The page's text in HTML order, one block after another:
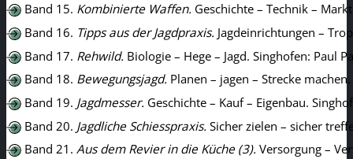
Band 15. Kombinierte Waffen. Geschichte – Technik –
Band 16. Tipps aus der Jagdpraxis. Jagdeinrichtungen –
Band 17. Rehwild. Biologie – Hege – Jagd. Singhofen: Paul
Band 18. Bewegungsjagd. Planen – jagen – Strecke
Band 19. Jagdmesser. Geschichte – Kauf – Eigenbau.
Band 20. Jagdliche Schiesspraxis. Sicher zielen – sicher
Band 21. Aus dem Revier in die Küche (3). Versorgung –